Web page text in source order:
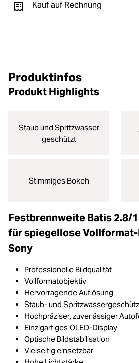
Kauf auf Rechnung
Produktinfos
Produkt Highlights
Staub und Spritzwasser
geschützt
Stimmiges Bokeh
Festbrennweite Batis 2.8/
für spiegellose Vollformat-
Sony
Professionelle Bildqualität
Vollformatobjektiv
Hervorragende Auflösung
Staub- und
Hochpräziser, zuverlässiger
Einzigartiges OLED-Display
Optische Bildstabilisation
Vielseitig einsetzbar